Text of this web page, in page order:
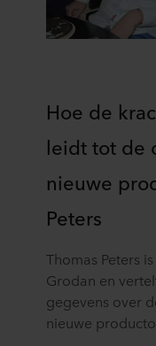
Hoe de
leidt tot de
nieuwe
Peters
Thomas Peters
Grodan en
gegevens over
nieuwe